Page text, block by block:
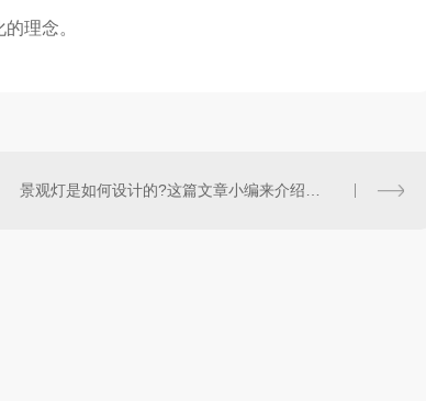
理念。
景观灯是如何设计的?这篇文章小编来介绍一下